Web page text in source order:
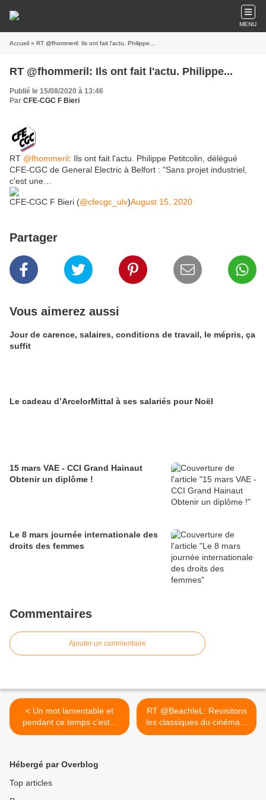
MENU
Accueil » RT @fhommeril: Ils ont fait l'actu. Philippe...
RT @fhommeril: Ils ont fait l'actu. Philippe...
Publié le 15/08/2020 à 13:46
Par CFE-CGC F Bieri
RT @fhommeril: Ils ont fait l'actu. Philippe Petitcolin, délégué
CFE-CGC de General Electric à Belfort : "Sans projet industriel,
c'est une…
CFE-CGC F Bieri (@cfecgc_ulv)August 15, 2020
Partager
Vous aimerez aussi
Jour de carence, salaires, conditions de travail, le mépris, ça
suffit
Le cadeau d’ArcelorMittal à ses salariés pour Noël
15 mars VAE - CCI Grand Hainaut
Obtenir un diplôme !
Le 8 mars journée internationale des
droits des femmes
Commentaires
Ajouter un commentaire
< Un mot lamentable et
pendant ce temps c'est...
RT @BeachleL: Revisitons
les classiques du cinéma...
>
Hébergé par Overblog
Top articles